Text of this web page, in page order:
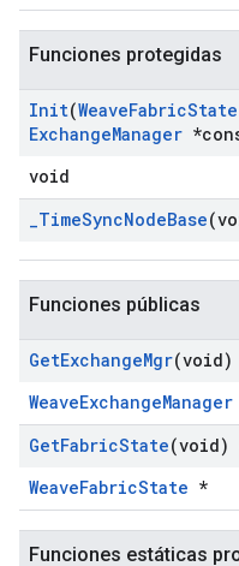
Funciones protegidas
Init(WeaveFabricState
ExchangeManager
void
_TimeSyncNodeBase
Funciones públicas
GetExchangeMgr(void)
WeaveExchangeManager
GetFabricState(void)
WeaveFabricState *
Funciones estáticas